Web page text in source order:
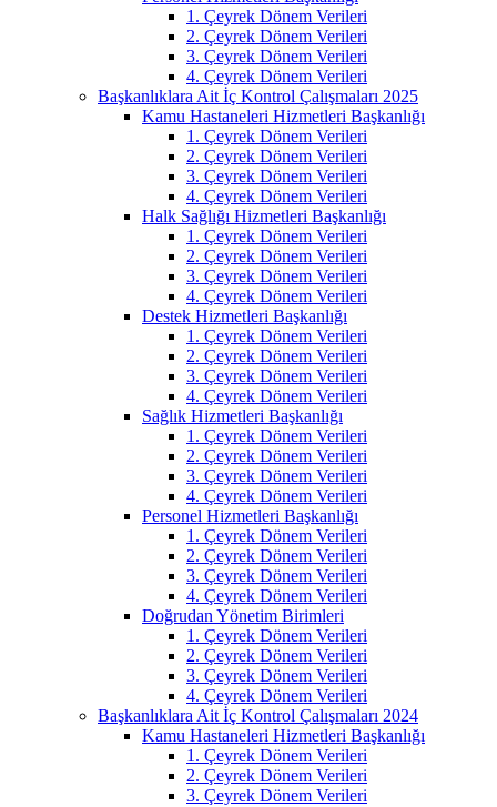
1. Çeyrek Dönem Verileri
2. Çeyrek Dönem Verileri
3. Çeyrek Dönem Verileri
4. Çeyrek Dönem Verileri
Başkanlıklara Ait İç Kontrol Çalışmaları 2025
Kamu Hastaneleri Hizmetleri Başkanlığı
1. Çeyrek Dönem Verileri
2. Çeyrek Dönem Verileri
3. Çeyrek Dönem Verileri
4. Çeyrek Dönem Verileri
Halk Sağlığı Hizmetleri Başkanlığı
1. Çeyrek Dönem Verileri
2. Çeyrek Dönem Verileri
3. Çeyrek Dönem Verileri
4. Çeyrek Dönem Verileri
Destek Hizmetleri Başkanlığı
1. Çeyrek Dönem Verileri
2. Çeyrek Dönem Verileri
3. Çeyrek Dönem Verileri
4. Çeyrek Dönem Verileri
Sağlık Hizmetleri Başkanlığı
1. Çeyrek Dönem Verileri
2. Çeyrek Dönem Verileri
3. Çeyrek Dönem Verileri
4. Çeyrek Dönem Verileri
Personel Hizmetleri Başkanlığı
1. Çeyrek Dönem Verileri
2. Çeyrek Dönem Verileri
3. Çeyrek Dönem Verileri
4. Çeyrek Dönem Verileri
Doğrudan Yönetim Birimleri
1. Çeyrek Dönem Verileri
2. Çeyrek Dönem Verileri
3. Çeyrek Dönem Verileri
4. Çeyrek Dönem Verileri
Başkanlıklara Ait İç Kontrol Çalışmaları 2024
Kamu Hastaneleri Hizmetleri Başkanlığı
1. Çeyrek Dönem Verileri
2. Çeyrek Dönem Verileri
3. Çeyrek Dönem Verileri